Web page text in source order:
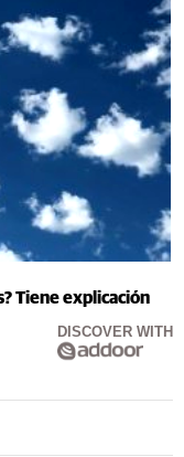
Tiene explicación
DISCOVER WITH